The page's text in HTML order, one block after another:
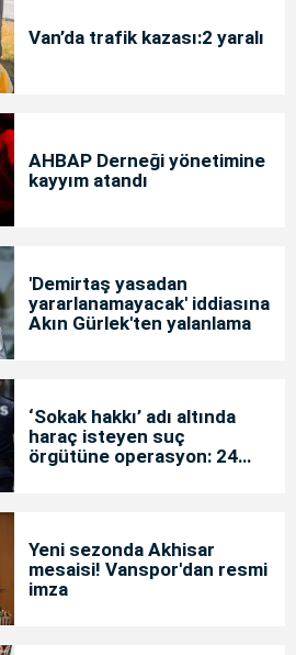
Van’da trafik kazası:2 yaralı
AHBAP Derneği yönetimine
kayyım atandı
'Demirtaş yasadan
yararlanamayacak' iddiasına
Akın Gürlek'ten yalanlama
‘Sokak hakkı’ adı altında
haraç isteyen suç
örgütüne operasyon: 24
Yeni sezonda Akhisar
mesaisi! Vanspor'dan resmi
imza